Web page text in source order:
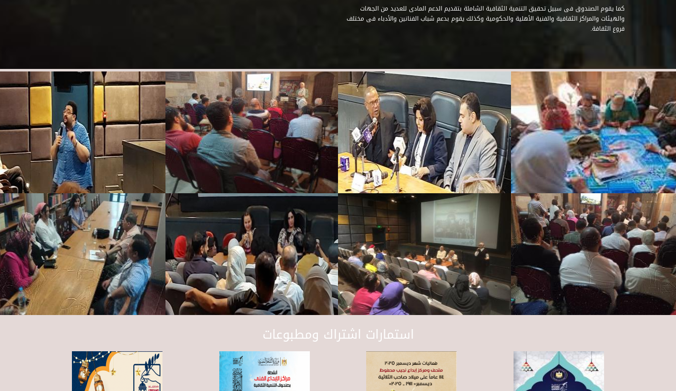
كما يقوم الصندوق فى سبيل تحقيق التنمية الثقافية الشاملة بتقديم الدعم المادى للعديد من الجهات
والهيئات والمراكز الثقافية والفنية الأهلية والحكومية وكذلك يقوم بدعم شباب الفنانين والأدباء فى مختلف
فروع الثقافة.
استمارات اشتراك ومطبوعات